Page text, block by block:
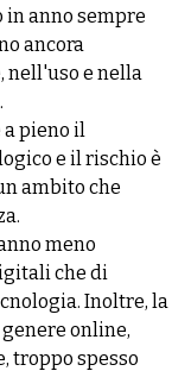
in anno sempre
ancora
nell'uso e nella
pieno il
e il rischio è
ambito che
meno
che di
Inoltre, la
online,
troppo spesso